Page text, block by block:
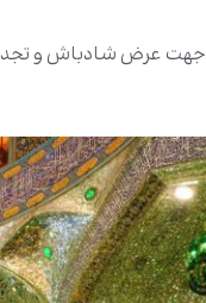
جهت عرض شادباش و